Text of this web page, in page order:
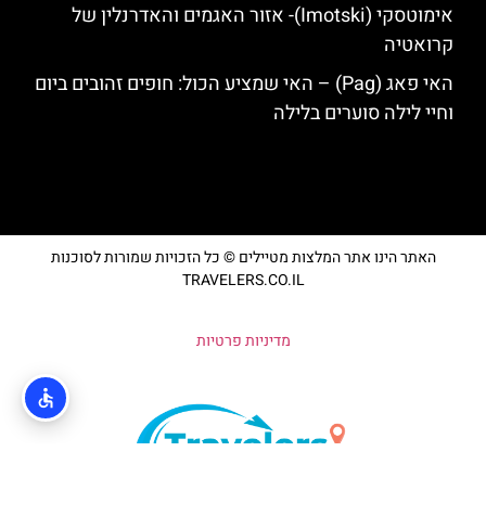
אימוטסקי (Imotski)- אזור האגמים והאדרנלין של
קרואטיה
האי פאג (Pag) – האי שמציע הכול: חופים זהובים ביום
וחיי לילה סוערים בלילה
האתר הינו אתר המלצות מטיילים © כל הזכויות שמורות לסוכנות
TRAVELERS.CO.IL
מדיניות פרטיות